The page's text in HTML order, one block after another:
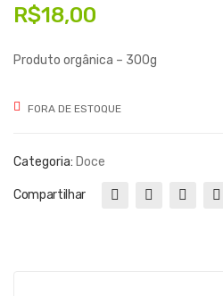
R$18,00
Produto orgânica – 300g
FORA DE ESTOQUE
Categoria: Doce
Compartilhar